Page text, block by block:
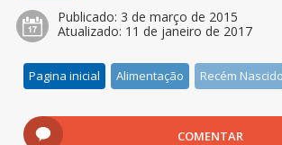
Publicado: 3 de março de 2015
Atualizado: 11 de janeiro de 2017
Pagina inicial Alimentação Recém Nascido
COMENTAR